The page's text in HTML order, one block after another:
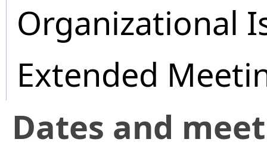
Organizational
Extended
Dates and